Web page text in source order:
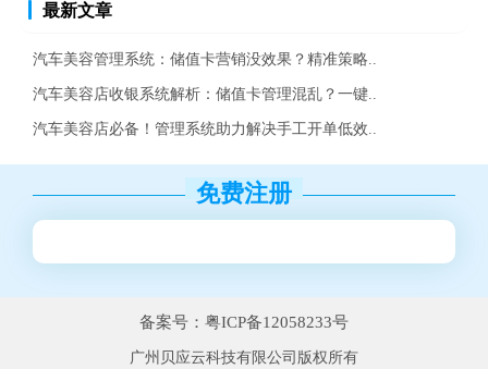
最新文章
汽车美容管理系统：储值卡营销没效果？精准策略..
汽车美容店收银系统解析：储值卡管理混乱？一键..
汽车美容店必备！管理系统助力解决手工开单低效..
免费注册
备案号：粤ICP备12058233号
广州贝应云科技有限公司版权所有